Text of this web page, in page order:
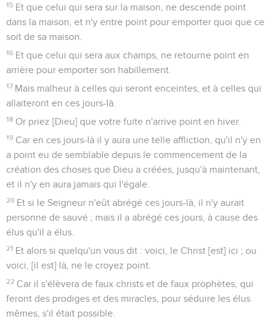
15 Et que celui qui sera sur la maison, ne descende point
dans la maison, et n'y entre point pour emporter quoi que ce
soit de sa maison.
16 Et que celui qui sera aux champs, ne retourne point en
arrière pour emporter son habillement.
17 Mais malheur à celles qui seront enceintes, et à celles qui
allaiteront en ces jours-là.
18 Or priez [Dieu] que votre fuite n'arrive point en hiver.
19 Car en ces jours-là il y aura une telle affliction, qu'il n'y en
a point eu de semblable depuis le commencement de la
création des choses que Dieu a créées, jusqu'à maintenant,
et il n'y en aura jamais qui l'égale.
20 Et si le Seigneur n'eût abrégé ces jours-là, il n'y aurait
personne de sauvé ; mais il a abrégé ces jours, à cause des
élus qu'il a élus.
21 Et alors si quelqu'un vous dit : voici, le Christ [est] ici ; ou
voici, [il est] là, ne le croyez point.
22 Car il s'élèvera de faux christs et de faux prophètes, qui
feront des prodiges et des miracles, pour séduire les élus
mêmes, s'il était possible.